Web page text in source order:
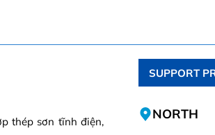
thép sơn tĩnh điện,
SUPPORT
NORTH